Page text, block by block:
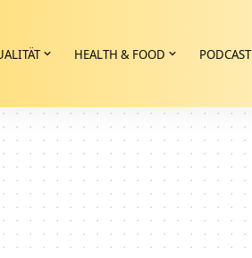
HEALTH & FOOD PODCAST